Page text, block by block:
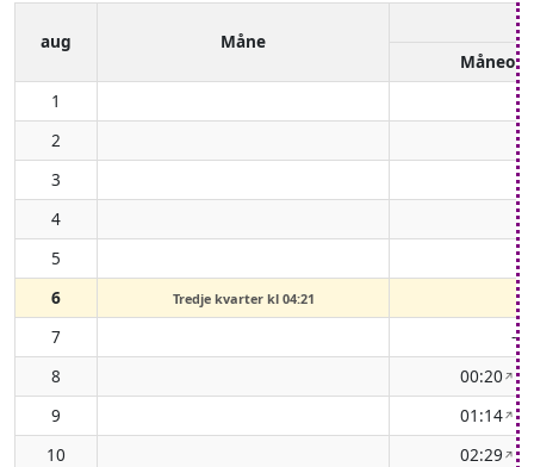
aug
Måne
1
2
3
4
5
6
Tredje kvarter kl 04:21
7
-
8
00:20↑(
9 01:14↑(
10 02:29↑(